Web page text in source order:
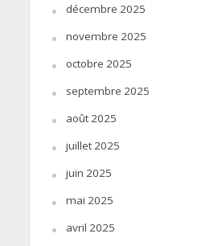
décembre 2025
novembre 2025
octobre 2025
septembre 2025
août 2025
juillet 2025
juin 2025
mai 2025
avril 2025